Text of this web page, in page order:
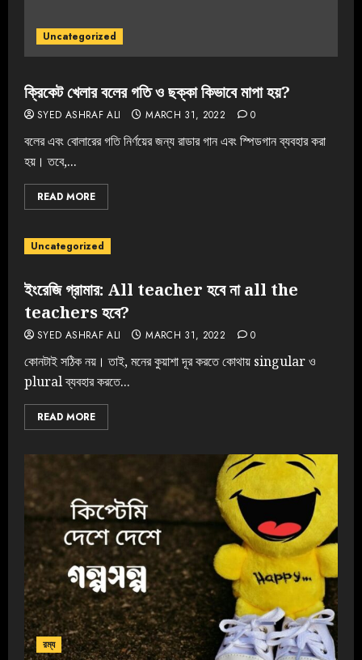
Uncategorized
ক্রিকেট খেলার বলের গতি ও ছক্কা কিভাবে মাপা হয়?
SYED ASHRAF ALI MARCH 31, 2022 0
বলের এবং বোলারের গতি নির্ণয়ের জন্য রাডার গান এবং স্পিডগান ব্যবহার করা
হয়। তবে,...
READ MORE
Uncategorized
ইংরেজি গ্রামার: All teacher হবে না all the
teachers হবে?
SYED ASHRAF ALI MARCH 31, 2022 0
কোনটাই সঠিক নয়। তাই, মনের কুয়াশা দূর করতে কোথায় singular ও
plural ব্যবহার করতে...
READ MORE
রম্য